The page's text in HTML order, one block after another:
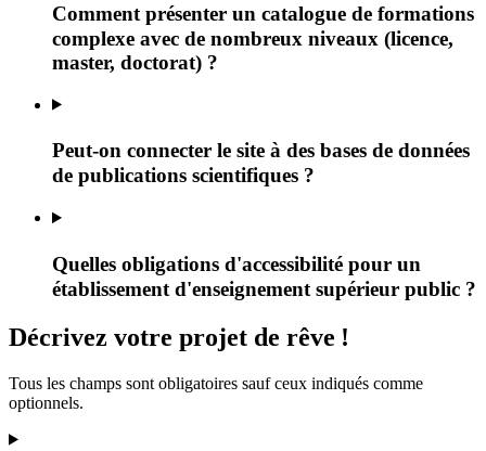
Comment présenter un catalogue de formations
complexe avec de nombreux niveaux (licence,
master, doctorat) ?
Peut-on connecter le site à des bases de données
de publications scientifiques ?
Quelles obligations d'accessibilité pour un
établissement d'enseignement supérieur public ?
Décrivez votre projet de rêve !
Tous les champs sont obligatoires sauf ceux indiqués comme
optionnels.